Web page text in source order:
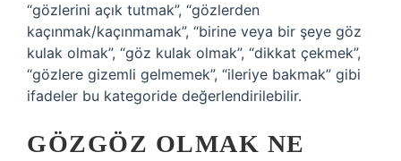
“gözlerini açık tutmak”, “gözlerden
kaçınmak/kaçınmamak”, “birine veya bir şeye göz
kulak olmak”, “göz kulak olmak”, “dikkat çekmek”,
“gözlere gizemli gelmemek”, “ileriye bakmak” gibi
ifadeler bu kategoride değerlendirilebilir.
GÖZGÖZ OLMAK NE